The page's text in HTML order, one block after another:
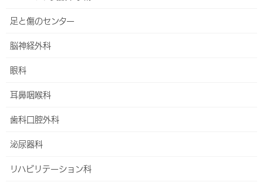
人工透析内科
状）が必要です
療など一部を除く）
足と傷のセンター
脳神経外科
眼科
耳鼻咽喉科
歯科口腔外科
泌尿器科
リハビリテーション科